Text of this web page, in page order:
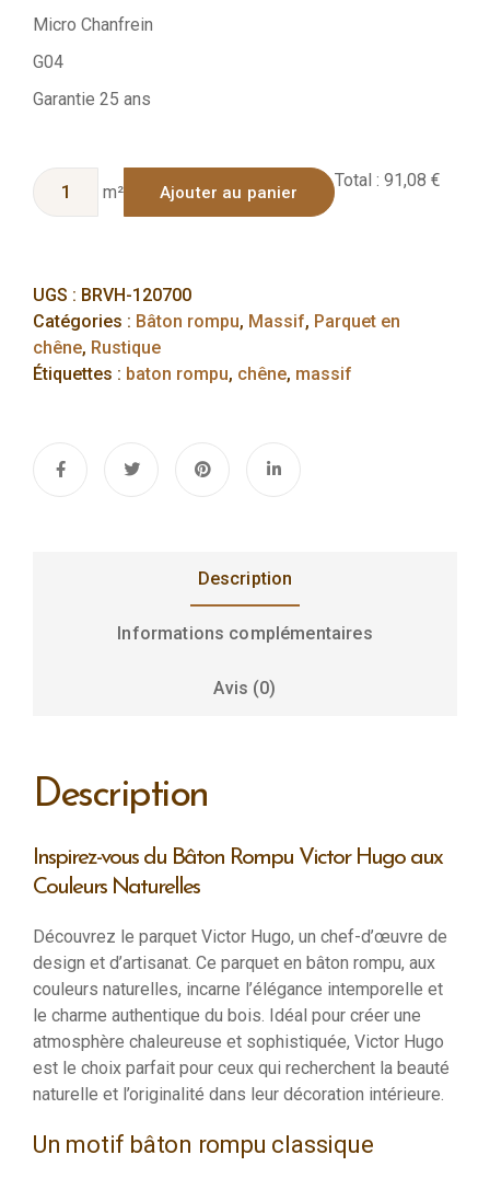
Micro Chanfrein
G04
Garantie 25 ans
m² Ajouter au panier
Total : 91,08 €
UGS : BRVH-120700
Catégories : Bâton rompu, Massif, Parquet en
chêne, Rustique
Étiquettes : baton rompu, chêne, massif
Description
Informations complémentaires
Avis (0)
Description
Inspirez-vous du Bâton Rompu Victor Hugo aux
Couleurs Naturelles
Découvrez le parquet Victor Hugo, un chef-d’œuvre de
design et d’artisanat. Ce parquet en bâton rompu, aux
couleurs naturelles, incarne l’élégance intemporelle et
le charme authentique du bois. Idéal pour créer une
atmosphère chaleureuse et sophistiquée, Victor Hugo
est le choix parfait pour ceux qui recherchent la beauté
naturelle et l’originalité dans leur décoration intérieure.
Un motif bâton rompu classique